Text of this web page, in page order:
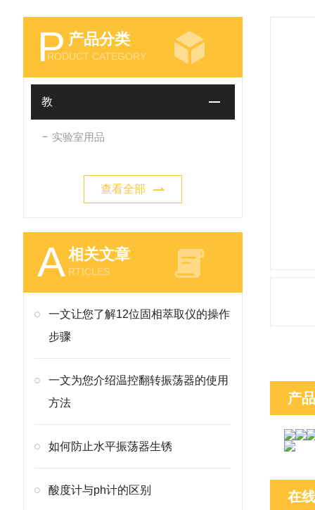
P 产品分类
RODUCT CATEGORY
教
实验室用品
查看全部
A相关文章
RTICLES
一文让您了解12位固相萃取仪的操作
步骤
一文为您介绍温控翻转振荡器的使用
方法
如何防止水平振荡器生锈
酸度计与ph计的区别
产
在